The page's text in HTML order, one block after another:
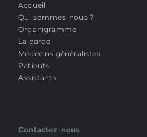
Accueil
Qui sommes-nous ?
Organigramme
La garde
Médecins généralistes
Patients
Assistants
Contactez-nous